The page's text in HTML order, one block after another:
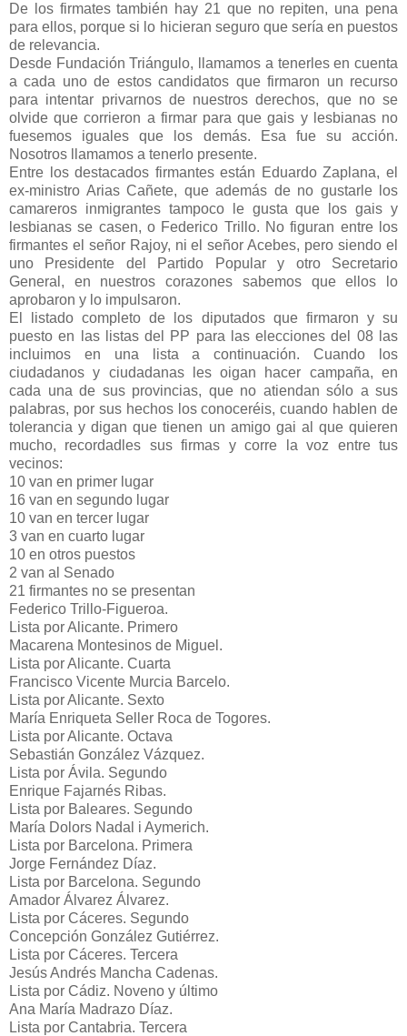
De los firmates también hay 21 que no repiten, una pena
para ellos, porque si lo hicieran seguro que sería en puestos
de relevancia.
Desde Fundación Triángulo, llamamos a tenerles en cuenta
a cada uno de estos candidatos que firmaron un recurso
para intentar privarnos de nuestros derechos, que no se
olvide que corrieron a firmar para que gais y lesbianas no
fuesemos iguales que los demás. Esa fue su acción.
Nosotros llamamos a tenerlo presente.
Entre los destacados firmantes están Eduardo Zaplana, el
ex-ministro Arias Cañete, que además de no gustarle los
camareros inmigrantes tampoco le gusta que los gais y
lesbianas se casen, o Federico Trillo. No figuran entre los
firmantes el señor Rajoy, ni el señor Acebes, pero siendo el
uno Presidente del Partido Popular y otro Secretario
General, en nuestros corazones sabemos que ellos lo
aprobaron y lo impulsaron.
El listado completo de los diputados que firmaron y su
puesto en las listas del PP para las elecciones del 08 las
incluimos en una lista a continuación. Cuando los
ciudadanos y ciudadanas les oigan hacer campaña, en
cada una de sus provincias, que no atiendan sólo a sus
palabras, por sus hechos los conoceréis, cuando hablen de
tolerancia y digan que tienen un amigo gai al que quieren
mucho, recordadles sus firmas y corre la voz entre tus
vecinos:
10 van en primer lugar
16 van en segundo lugar
10 van en tercer lugar
3 van en cuarto lugar
10 en otros puestos
2 van al Senado
21 firmantes no se presentan
Federico Trillo-Figueroa.
Lista por Alicante. Primero
Macarena Montesinos de Miguel.
Lista por Alicante. Cuarta
Francisco Vicente Murcia Barcelo.
Lista por Alicante. Sexto
María Enriqueta Seller Roca de Togores.
Lista por Alicante. Octava
Sebastián González Vázquez.
Lista por Ávila. Segundo
Enrique Fajarnés Ribas.
Lista por Baleares. Segundo
María Dolors Nadal i Aymerich.
Lista por Barcelona. Primera
Jorge Fernández Díaz.
Lista por Barcelona. Segundo
Amador Álvarez Álvarez.
Lista por Cáceres. Segundo
Concepción González Gutiérrez.
Lista por Cáceres. Tercera
Jesús Andrés Mancha Cadenas.
Lista por Cádiz. Noveno y último
Ana María Madrazo Díaz.
Lista por Cantabria. Tercera